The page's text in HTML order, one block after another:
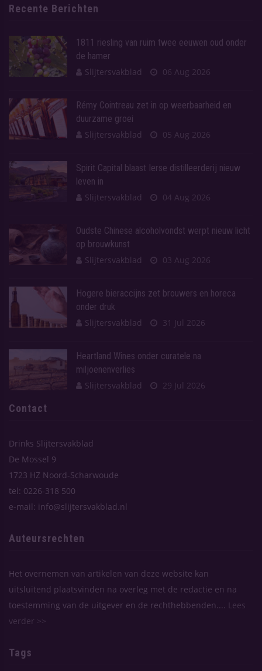
Recente Berichten
1811 riesling van ruim twee eeuwen oud onder
de hamer
Slijtersvakblad
06 Aug 2026
Rémy Cointreau zet in op weerbaarheid en
duurzame groei
Slijtersvakblad
05 Aug 2026
Spirit Capital blaast Ierse distilleerderij nieuw
leven in
Slijtersvakblad
04 Aug 2026
Oudste Chinese alcoholvondst werpt nieuw licht
op brouwkunst
Slijtersvakblad
03 Aug 2026
Hogere bieraccijns zet brouwers en horeca
onder druk
Slijtersvakblad
31 Jul 2026
Heartland Wines onder curatele na
miljoenenverlies
Slijtersvakblad
29 Jul 2026
Contact
Drinks Slijtersvakblad
De Mossel 9
1723 HZ Noord-Scharwoude
tel: 0226-318 500
e-mail: info@slijtersvakblad.nl
Auteursrechten
Het overnemen van artikelen van deze website kan
uitsluitend plaatsvinden na overleg met de redactie en na
toestemming van de uitgever en de rechthebbenden....
Lees
verder >>
Tags